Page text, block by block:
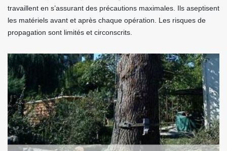
travaillent en s’assurant des précautions maximales. Ils aseptisent
les matériels avant et après chaque opération. Les risques de
propagation sont limités et circonscrits.